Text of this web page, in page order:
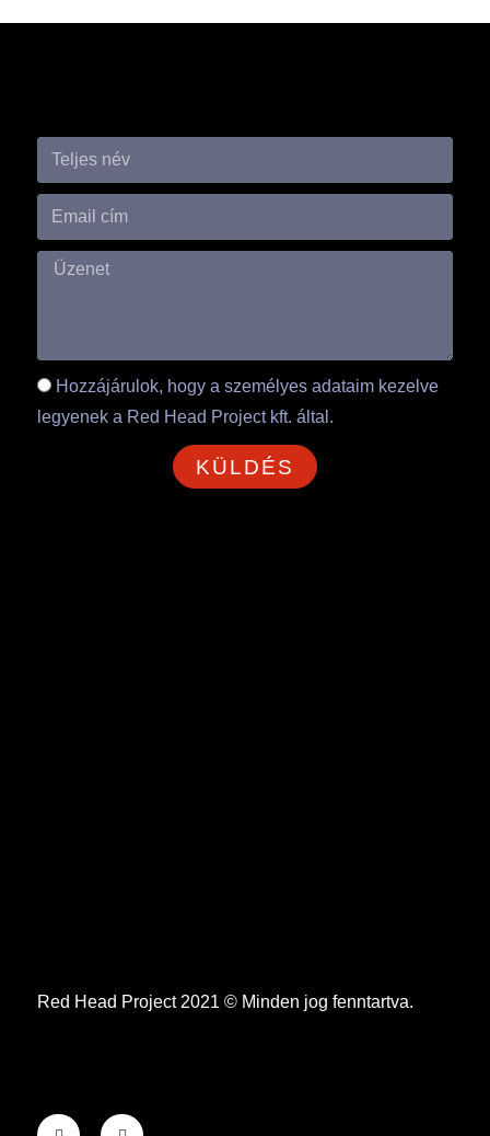
Hozzájárulok, hogy a személyes adataim kezelve
legyenek a Red Head Project kft. által.
KÜLDÉS
Red Head Project 2021 © Minden jog fenntartva.